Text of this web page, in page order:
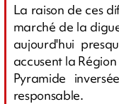
La raison de ces
marché de la
aujourd'hui
accusent la
Pyramide
responsable.